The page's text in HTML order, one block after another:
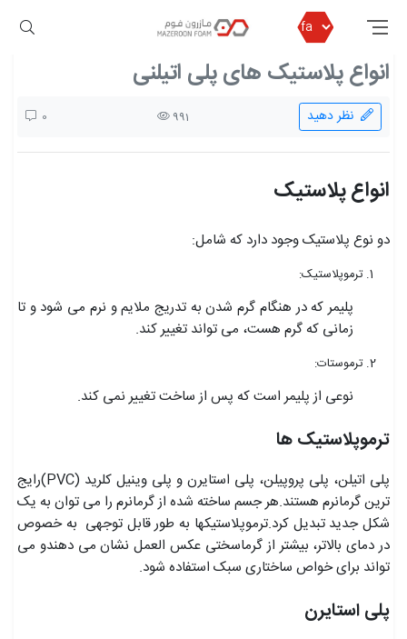
مازرون فوم بلاگ مازرون فوم انواع پلاستیک های پلی اتیلنی
انواع پلاستیک های پلی اتیلنی
0 991 نظر دهید
انواع پلاستیک
دو نوع پلاستیک وجود دارد که شامل:
ترموپلاستیک:
پلیمر که در هنگام گرم شدن به تدریج ملایم و نرم می شود و تا
زمانی که گرم هست، می تواند تغییر کند.
ترموستات:
نوعی از پلیمر است که پس از ساخت تغییر نمی کند.
ترموپلاستیک ها
پلی اتیلن، پلی پروپیلن، پلی استایرن و پلی وینیل کلرید (PVC)رایج
ترین گرمانرم هستند.هر جسم ساخته شده از گرمانرم را می توان به یک
شکل جدید تبدیل کرد.ترموپلاستیکها به طور قابل توجهی به خصوص
در دمای بالاتر، بیشتر از گرماسختی عکس العمل نشان می دهندو می
تواند برای خواص ساختاری سبک استفاده شود.
پلی استایرن